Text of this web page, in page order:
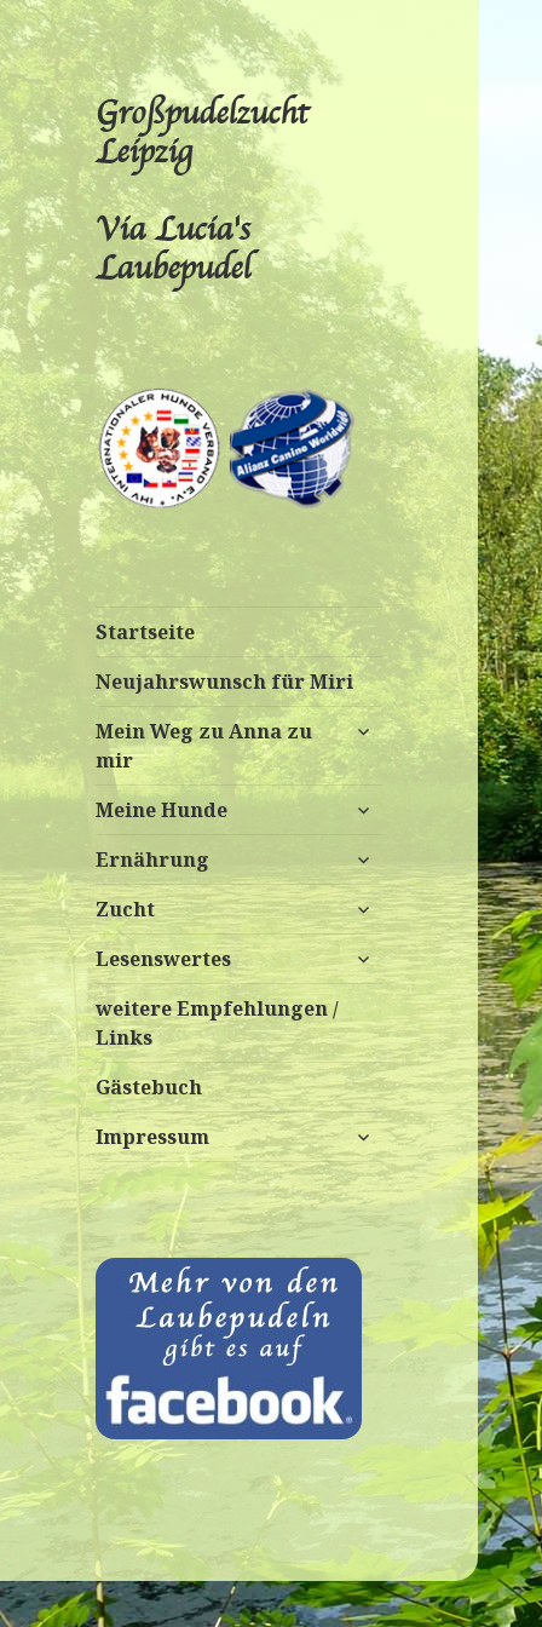
Großpudelzucht
Leipzig
Via Lucia's
Laubepudel
Startseite
Neujahrswunsch für Miri
Mein Weg zu Anna zu
mir
untermenü
anzeigen
Meine Hunde
untermenü
Ernährung
untermenü
anzeigen
Zucht
untermenü
anzeigen
Lesenswertes
untermenü
anzeigen
weitere Empfehlungen /
Links
Gästebuch
Impressum
untermenü
anzeigen